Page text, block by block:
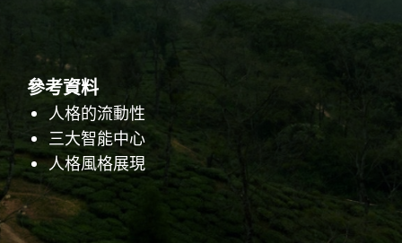
參考資料
人格的流動性
三大智能中心
人格風格展現